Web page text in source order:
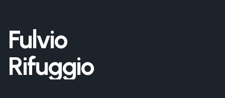
Fulvio
Rifuggio